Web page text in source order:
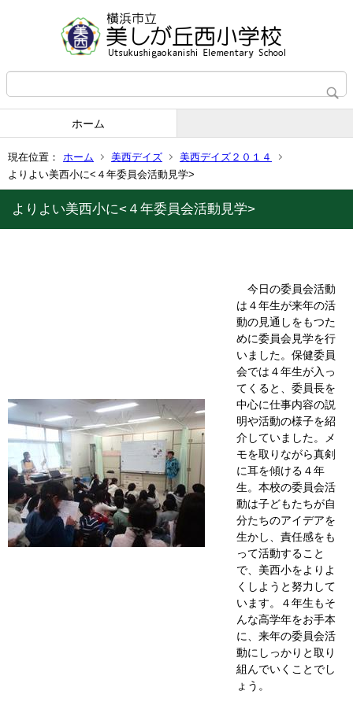
ホーム
現在位置： ホーム 美西デイズ
美西デイズ２０１４
よりよい美西小に<４年委員会活動見学>
よりよい美西小に<４年委員会活動見学>
今日の委員会活動
は４年生が来年の活
動の見通しをもつた
めに委員会見学を行
いました。保健委員
会では４年生が入っ
てくると、委員長を
中心に仕事内容の説
明や活動の様子を紹
介していました。メ
モを取りながら真剣
に耳を傾ける４年
生。本校の委員会活
動は子どもたちが自
分たちのアイデアを
生かし、責任感をも
って活動すること
で、美西小をよりよ
くしようと努力して
います。４年生もそ
んな高学年をお手本
に、来年の委員会活
動にしっかりと取り
組んでいくことでし
ょう。